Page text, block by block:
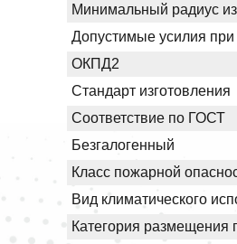
Минимальный радиус
Допустимые усилия при
ОКПД2
Стандарт изготовления
Соответствие по ГОСТ
Безгалогенный
Класс пожарной
Вид климатического
Категория